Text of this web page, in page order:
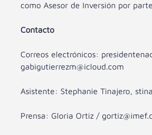
como Asesor de Inversión por
Contacto
Correos electrónicos:
gabigutierrezm@icloud.com
Asistente: Stephanie Tinajero,
Prensa: Gloria Ortiz /